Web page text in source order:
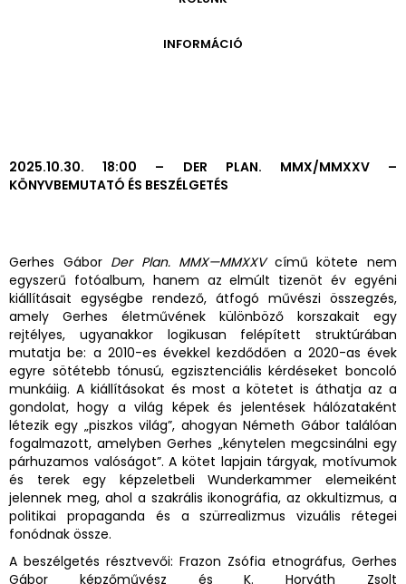
PÉCSI JÓZSEF - A NÉVADÓ
ARCHÍVUM 2014-2018
INFORMÁCIÓ
ÜVEGZSEB
2025.10.30. 18:00 – DER PLAN. MMX/MMXXV –
KÖNYVBEMUTATÓ ÉS BESZÉLGETÉS
Gerhes Gábor Der Plan. MMX—MMXXVcímű kötete nem
egyszerű fotóalbum, hanem az elmúlt tizenöt év egyéni
kiállításait egységbe rendező, átfogó művészi összegzés,
amely Gerhes életművének különböző korszakait egy
rejtélyes, ugyanakkor logikusan felépített struktúrában
mutatja be: a 2010-es évekkel kezdődően a 2020-as évek
egyre sötétebb tónusú, egzisztenciális kérdéseket boncoló
munkáiig. A kiállításokat és most a kötetet is áthatja az a
gondolat, hogy a világ képek és jelentések hálózataként
létezik egy „piszkos világ”, ahogyan Németh Gábor találóan
fogalmazott, amelyben Gerhes „kénytelen megcsinálni egy
párhuzamos valóságot”. A kötet lapjain tárgyak, motívumok
és terek egy képzeletbeli Wunderkammer elemeiként
jelennek meg, ahol a szakrális ikonográfia, az okkultizmus, a
politikai propaganda és a szürrealizmus vizuális rétegei
fonódnak össze.
A beszélgetés résztvevői: Frazon Zsófia etnográfus, Gerhes
Gábor képzőművész és K. Horváth Zsolt